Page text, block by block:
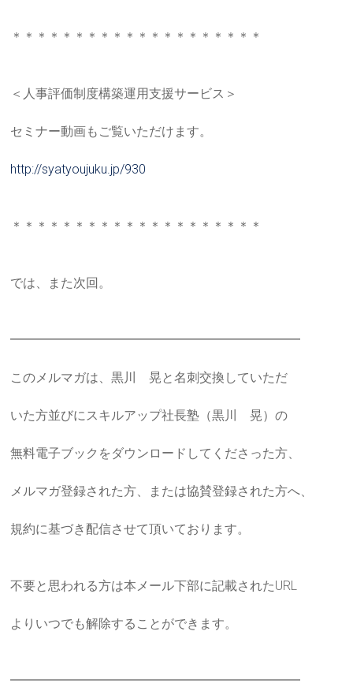
＊＊＊＊＊＊＊＊＊＊＊＊＊＊＊＊＊＊＊＊
＜人事評価制度構築運用支援サービス＞
セミナー動画もご覧いただけます。
http://syatyoujuku.jp/930
＊＊＊＊＊＊＊＊＊＊＊＊＊＊＊＊＊＊＊＊
では、また次回。
━━━━━━━━━━━━━━━━━━━━━━━
このメルマガは、黒川 晃と名刺交換していただ
いた方並びにスキルアップ社長塾（黒川 晃）の
無料電子ブックをダウンロードしてくださった方、
メルマガ登録された方、または協賛登録された方へ、
規約に基づき配信させて頂いております。
不要と思われる方は本メール下部に記載されたURL
よりいつでも解除することができます。
━━━━━━━━━━━━━━━━━━━━━━━